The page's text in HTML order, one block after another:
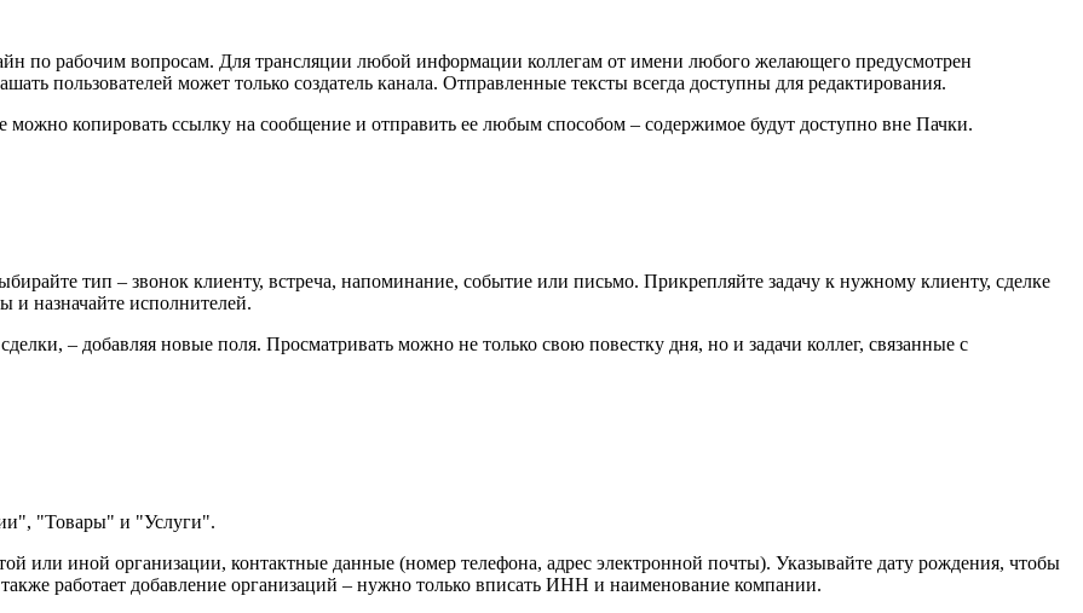
по рабочим вопросам. Для трансляции любой информации коллегам от имени любого желающего предусмотрен
пользователей может только создатель канала. Отправленные тексты всегда доступны для редактирования.
копировать ссылку на сообщение и отправить ее любым способом – содержимое будут доступно вне Пачки.
тип – звонок клиенту, встреча, напоминание, событие или письмо. Прикрепляйте задачу к нужному клиенту, сделке
и назначайте исполнителей.
– добавляя новые поля. Просматривать можно не только свою повестку дня, но и задачи коллег, связанные с
"Товары" и "Услуги".
или иной организации, контактные данные (номер телефона, адрес электронной почты). Указывайте дату рождения, чтобы
работает добавление организаций – нужно только вписать ИНН и наименование компании.